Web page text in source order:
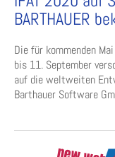
BARTHAUER
Die für kommenden
bis 11. September
auf die weltweiten
Barthauer Software